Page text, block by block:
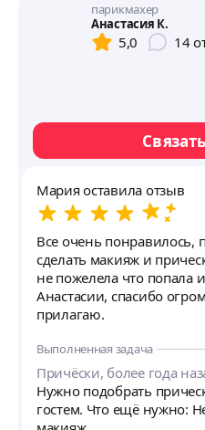
парикмахер
Анастасия К.
5,0 14
Мария оставила отзыв
Все очень понравилось,
сделать макияж и
не пожелела что попала
Анастасии, спасибо
прилагаю.
Выполненная задача
Причёски, более года
Нужно подобрать
гостем. Что ещё нужно: